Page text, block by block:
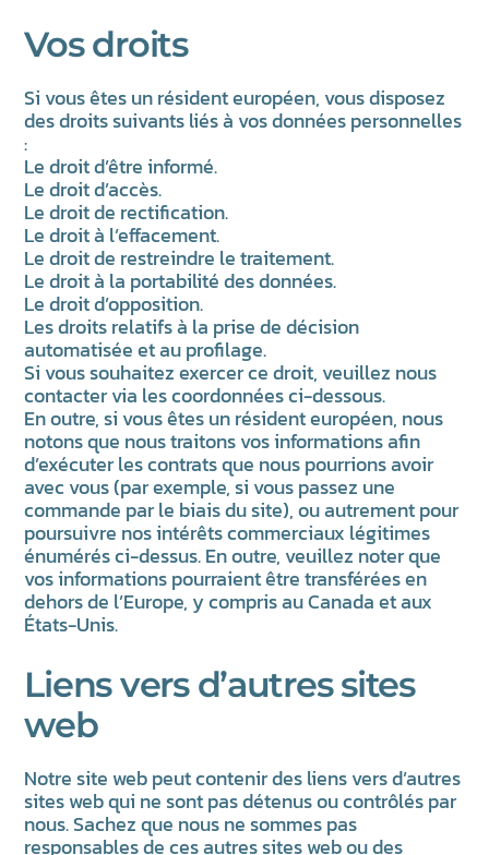
Vos droits
Si vous êtes un résident européen, vous disposez
des droits suivants liés à vos données personnelles
:
Le droit d’être informé.
Le droit d’accès.
Le droit de rectification.
Le droit à l’effacement.
Le droit de restreindre le traitement.
Le droit à la portabilité des données.
Le droit d’opposition.
Les droits relatifs à la prise de décision
automatisée et au profilage.
Si vous souhaitez exercer ce droit, veuillez nous
contacter via les coordonnées ci-dessous.
En outre, si vous êtes un résident européen, nous
notons que nous traitons vos informations afin
d’exécuter les contrats que nous pourrions avoir
avec vous (par exemple, si vous passez une
commande par le biais du site), ou autrement pour
poursuivre nos intérêts commerciaux légitimes
énumérés ci-dessus. En outre, veuillez noter que
vos informations pourraient être transférées en
dehors de l’Europe, y compris au Canada et aux
États-Unis.
Liens vers d’autres sites
web
Notre site web peut contenir des liens vers d’autres
sites web qui ne sont pas détenus ou contrôlés par
nous. Sachez que nous ne sommes pas
responsables de ces autres sites web ou des